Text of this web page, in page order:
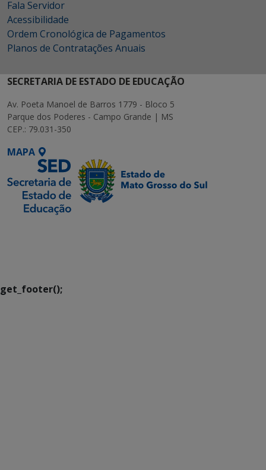
Fala Servidor
Acessibilidade
Ordem Cronológica de Pagamentos
Planos de Contratações Anuais
SECRETARIA DE ESTADO DE EDUCAÇÃO
Av. Poeta Manoel de Barros 1779 - Bloco 5
Parque dos Poderes - Campo Grande | MS
CEP.: 79.031-350
MAPA
get_footer();